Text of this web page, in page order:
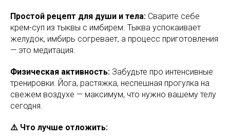
Простой рецепт для души и тела: Сварите себе
крем-суп из тыквы с имбирем. Тыква успокаивает
желудок, имбирь согревает, а процесс приготовления
— это медитация.
Физическая активность: Забудьте про интенсивные
тренировки. Йога, растяжка, неспешная прогулка на
свежем воздухе — максимум, что нужно вашему телу
сегодня.
⚠️ Что лучше отложить: